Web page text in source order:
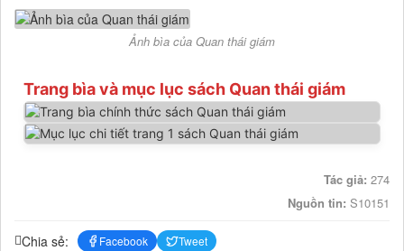
Ảnh bìa của Quan thái giám
Trang bìa và mục lục sách Quan thái giám
Tác giả: 274
Nguồn tin: S10151
Chia sẻ: Facebook Tweet